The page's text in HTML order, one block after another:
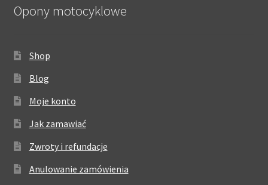
Opony motocyklowe
Shop
Blog
Moje konto
Jak zamawiać
Zwroty i refundacje
Anulowanie zamówienia